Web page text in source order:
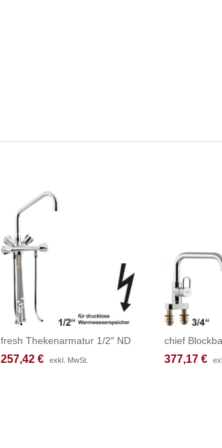
fresh Thekenarmatur 1/2″ ND
257,42 € exkl. MwSt.
257,42 € exkl. MwSt.
chief
377,17 €
377,17 €